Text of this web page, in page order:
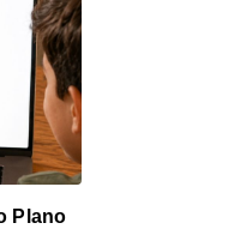
Plano